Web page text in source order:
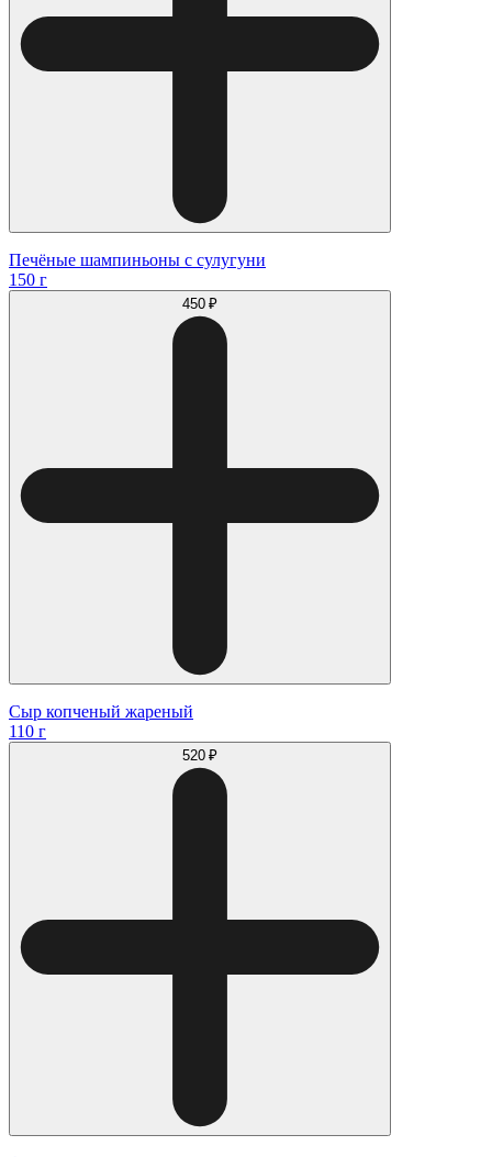
Печёные шампиньоны с сулугуни
150 г
450 ₽
Сыр копченый жареный
110 г
520 ₽